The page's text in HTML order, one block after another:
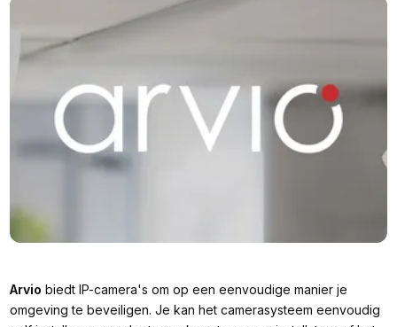
Arvio biedt IP-camera's om op een eenvoudige manier je
omgeving te beveiligen. Je kan het camerasysteem eenvoudig